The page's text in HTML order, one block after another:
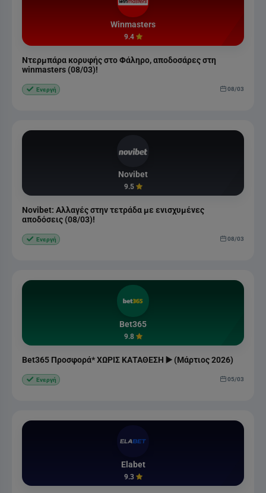
Winmasters
9.4
Ντερμπάρα κορυφής στο Φάληρο, αποδοσάρες στη
winmasters (08/03)!
Ενεργή 08/03
Novibet
9.5
Novibet: Αλλαγές στην τετράδα με ενισχυμένες
αποδόσεις (08/03)!
Ενεργή 08/03
Bet365
9.8
Bet365 Προσφορά* ΧΩΡΙΣ ΚΑΤΑΘΕΣΗ ▶️ (Μάρτιος 2026)
Ενεργή 05/03
Elabet
9.3